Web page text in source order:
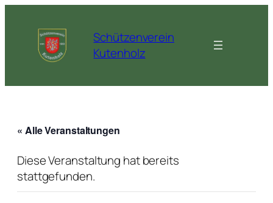
Schützenverein
Kutenholz
« Alle Veranstaltungen
Diese Veranstaltung hat bereits
stattgefunden.